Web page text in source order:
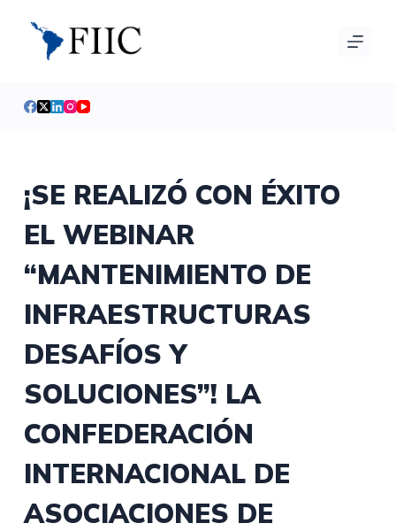
a
c
n
¡SE REALIZÓ CON ÉXITO
EL WEBINAR
“MANTENIMIENTO DE
INFRAESTRUCTURAS
DESAFÍOS Y
SOLUCIONES”! LA
CONFEDERACIÓN
INTERNACIONAL DE
ASOCIACIONES DE